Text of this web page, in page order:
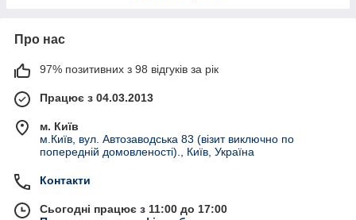
Про нас
97% позитивних з 98 відгуків за рік
Працює з 04.03.2013
м. Київ
м.Київ, вул. Автозаводська 83 (візит виключно по
попередній домовленості)., Київ, Україна
Контакти
Сьогодні працює з 11:00 до 17:00